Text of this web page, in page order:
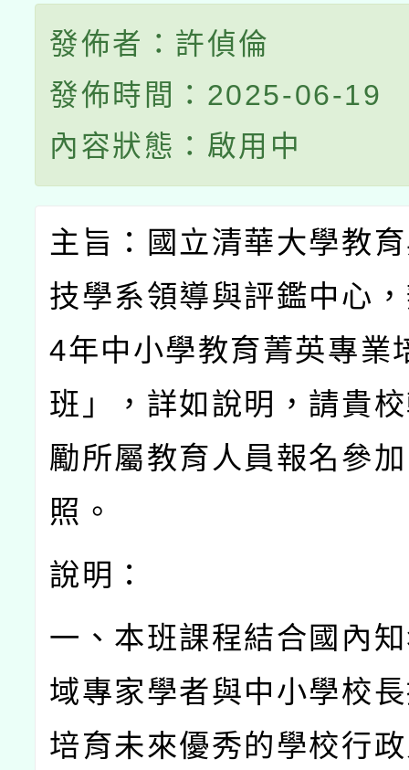
發佈者：許偵倫
發佈時間：2025-06-19
內容狀態：啟用中
主旨：國立清華大學教
技學系領導與評鑑中心
4年中小學教育菁英專業
班」，詳如說明，請貴
勵所屬教育人員報名參
照。
說明：
一、本班課程結合國內
域專家學者與中小學校
培育未來優秀的學校行